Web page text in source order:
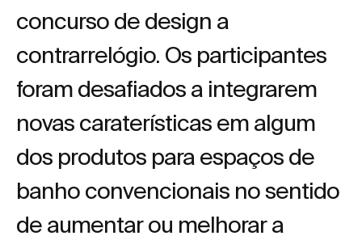
concurso de design a
contrarrelógio. Os participantes
foram desafiados a integrarem
novas caraterísticas em algum
dos produtos para espaços de
banho convencionais no sentido
de aumentar ou melhorar a